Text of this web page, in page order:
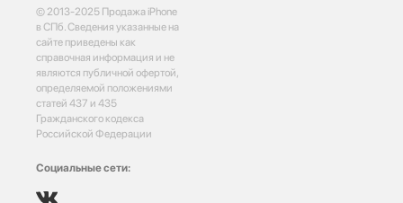
© 2013-2025 Продажа iPhone
в СПб. Сведения указанные на
сайте приведены как
справочная информация и не
являются публичной офертой,
определяемой положениями
статей 437 и 435
Гражданского кодекса
Российской Федерации
Социальные сети: